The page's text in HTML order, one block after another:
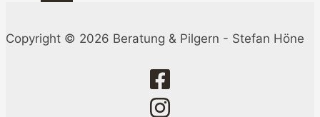
Copyright © 2026 Beratung & Pilgern - Stefan Höne